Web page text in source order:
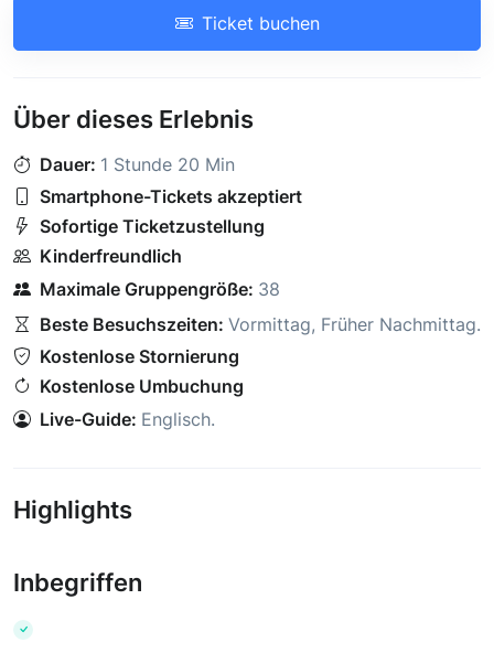
Ticket buchen
Über dieses Erlebnis
Dauer: 1 Stunde 20 Min
Smartphone-Tickets akzeptiert
Sofortige Ticketzustellung
Kinderfreundlich
Maximale Gruppengröße: 38
Beste Besuchszeiten: Vormittag, Früher Nachmittag.
Kostenlose Stornierung
Kostenlose Umbuchung
Live-Guide: Englisch.
Highlights
Inbegriffen